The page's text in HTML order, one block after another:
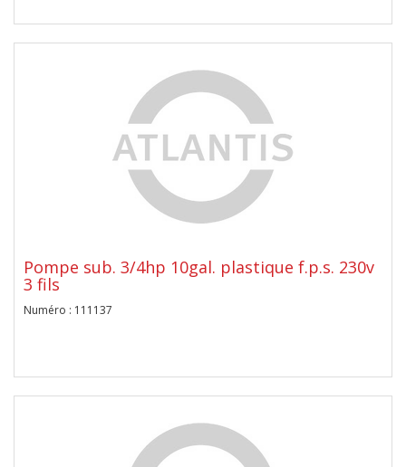
Pompe sub. 3/4hp 10gal. plastique f.p.s. 230v
3 fils
Numéro : 111137